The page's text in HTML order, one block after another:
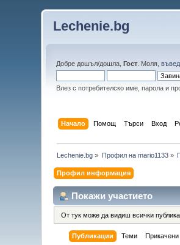
Lechenie.bg
Добре дошъл/дошла,Гост . Моля,
Влез с потребителско име, парола и
Начало Помощ Търси Вход
Lechenie.bg » Профил на mario1133»
Профил информация
Покажи участието
От тук може да видиш всички
Публикации Теми